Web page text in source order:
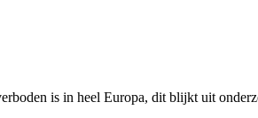
is in heel Europa, dit blijkt uit